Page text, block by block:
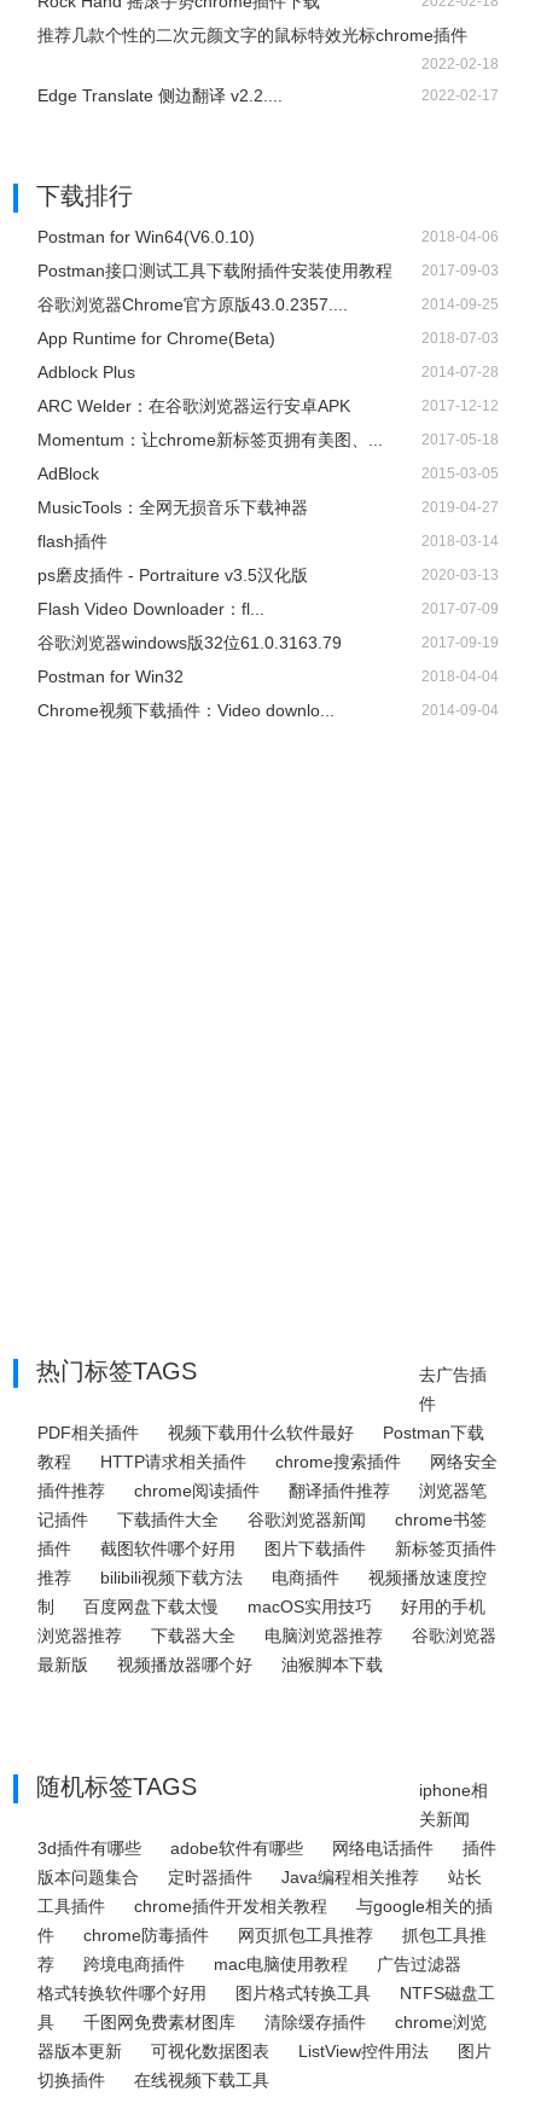
推荐几款个性的二次元颜文字的鼠标特效光标chrome插件
2022-02-18
Edge Translate 侧边翻译 v2.2.... 2022-02-17
下载排行
Postman for Win64(V6.0.10) 2018-04-06
Postman接口测试工具下载附插件安装使用教程 2017-09-03
谷歌浏览器Chrome官方原版43.0.2357.... 2014-09-25
App Runtime for Chrome(Beta) 2018-07-03
Adblock Plus 2014-07-28
ARC Welder：在谷歌浏览器运行安卓APK 2017-12-12
Momentum：让chrome新标签页拥有美图、... 2017-05-18
AdBlock 2015-03-05
​MusicTools：全网无损音乐下载神器 2019-04-27
flash插件 2018-03-14
ps磨皮插件 - Portraiture v3.5汉化版 2020-03-13
Flash Video Downloader：fl... 2017-07-09
谷歌浏览器windows版32位61.0.3163.79 2017-09-19
Postman for Win32 2018-04-04
Chrome视频下载插件：Video downlo... 2014-09-04
热门标签TAGS
去广告插
件
PDF相关插件
视频下载用什么软件最好
Postman下载
教程
HTTP请求相关插件 chrome搜索插件
网络安全
插件推荐
chrome阅读插件 翻译插件推荐
浏览器笔
记插件
下载插件大全 谷歌浏览器新闻
chrome书签
插件
截图软件哪个好用 图片下载插件
新标签页插件
推荐
bilibili视频下载方法 电商插件
视频播放速度控
制
百度网盘下载太慢 macOS实用技巧
好用的手机
浏览器推荐
下载器大全 电脑浏览器推荐
谷歌浏览器
最新版
视频播放器哪个好 油猴脚本下载
随机标签TAGS
iphone相
关新闻
3d插件有哪些
adobe软件有哪些 网络电话插件
插件
版本问题集合
定时器插件 Java编程相关推荐
站长
工具插件
chrome插件开发相关教程
与google相关的插
件
chrome防毒插件 网页抓包工具推荐
抓包工具推
荐
跨境电商插件 mac电脑使用教程
广告过滤器
格式转换软件哪个好用
图片格式转换工具
NTFS磁盘工
具
千图网免费素材图库 清除缓存插件
chrome浏览
器版本更新
可视化数据图表 ListView控件用法
图片
切换插件
在线视频下载工具